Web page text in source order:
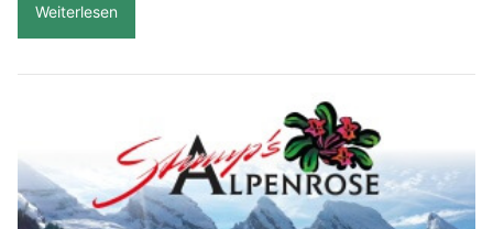
Weiterlesen